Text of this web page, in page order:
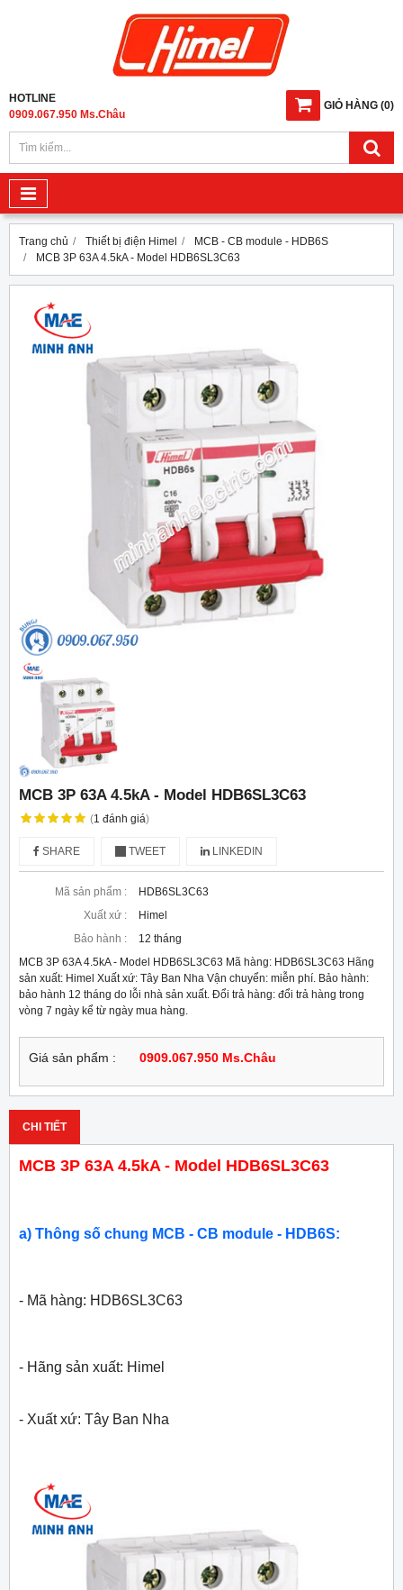
GIỎ HÀNG (0)
HOTLINE
0909.067.950 Ms.Châu
Trang chủ Thiết bị điện Himel
MCB - CB module - HDB6S
MCB 3P 63A 4.5kA - Model HDB6SL3C63
MCB 3P 63A 4.5kA - Model HDB6SL3C63
(1 đánh giá)
SHARE TWEET LINKEDIN
Mã sản phẩm :
HDB6SL3C63
Xuất xứ :
Himel
Bảo hành :
12 tháng
MCB 3P 63A 4.5kA - Model HDB6SL3C63 Mã hàng: HDB6SL3C63 Hãng
sản xuất: Himel Xuất xứ: Tây Ban Nha Vận chuyển: miễn phí. Bảo hành:
bảo hành 12 tháng do lỗi nhà sản xuất. Đổi trả hàng: đổi trả hàng trong
vòng 7 ngày kể từ ngày mua hàng.
Giá sản phẩm : 0909.067.950 Ms.Châu
CHI TIẾT
MCB 3P 63A 4.5kA - Model HDB6SL3C63
a) Thông số chung MCB - CB module - HDB6S:
- Mã hàng: HDB6SL3C63
- Hãng sản xuất: Himel
- Xuất xứ: Tây Ban Nha